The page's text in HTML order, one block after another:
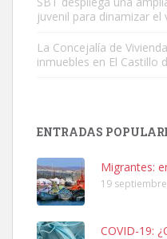
Leales.org » Gran Canaria
juvenil para dinamizar el
La Concejalía de
inmuebles en El Castillo
ENTRADAS
Migrantes:
19
COVID-19: